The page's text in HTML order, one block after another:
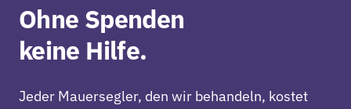
Ohne Spenden
keine Hilfe.
Jeder Mauersegler, den wir behandeln, kostet